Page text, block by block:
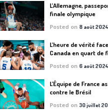
L’Allemagne,
finale olympique
Posted on8 août 2024
L’heure de vérité
Canada en quart de
Posted on6 août 2024
L’Équipe de France
contre le Brésil
Posted on30 juillet